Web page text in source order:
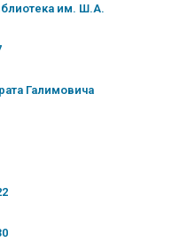
им. Ш.А.
Галимовича